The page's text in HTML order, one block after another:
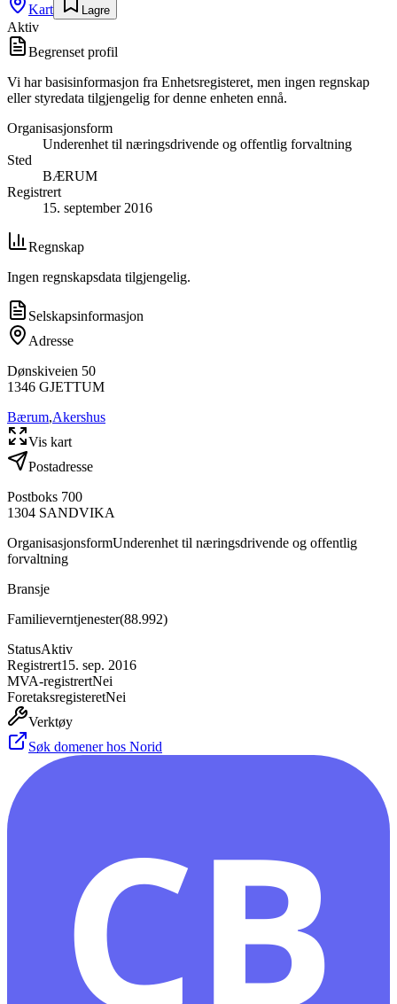
Kart Lagre
Aktiv
Begrenset profil
Vi har basisinformasjon fra Enhetsregisteret, men ingen regnskap
eller styredata tilgjengelig for denne enheten ennå.
Organisasjonsform
Underenhet til næringsdrivende og offentlig forvaltning
Sted
BÆRUM
Registrert
15. september 2016
Regnskap
Ingen regnskapsdata tilgjengelig.
Selskapsinformasjon
Adresse
Dønskiveien 50
1346 GJETTUM
Bærum,Akershus
Vis kart
Postadresse
Postboks 700
1304 SANDVIKA
OrganisasjonsformUnderenhet til næringsdrivende og offentlig
forvaltning
Bransje
Familieverntjenester(88.992)
StatusAktiv
Registrert15. sep. 2016
MVA-registrertNei
ForetaksregisteretNei
Verktøy
Søk domener hos Norid
CB